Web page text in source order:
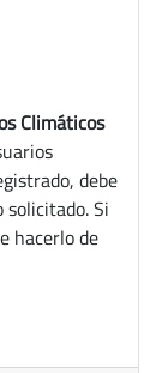
Climáticos
debe
Si
hacerlo de